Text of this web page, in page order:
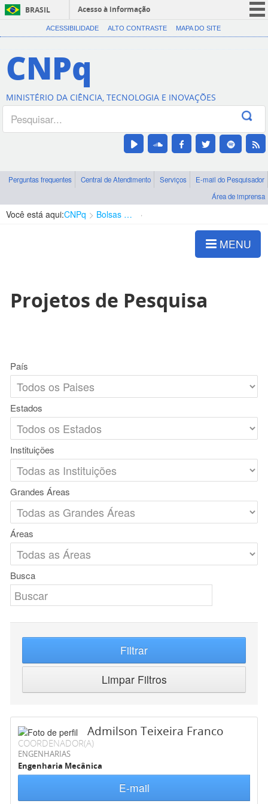
BRASIL
Acesso à informação
CORONAVÍRUS (COVID-19)
Canais
ACESSIBILIDADE ALTO CONTRASTE MAPA DO SITE
CNPq
MINISTÉRIO DA CIÊNCIA, TECNOLOGIA E INOVAÇÕES
Perguntas frequentes Central de Atendimento Serviços
E-mail do Pesquisador
Área de imprensa
Você está aqui:CNPq Bolsas e Auxílios Vigentes
MENU
Projetos de Pesquisa
País
Estados
Instituições
Grandes Áreas
Áreas
Busca
Filtrar
Limpar Filtros
Admilson Teixeira Franco
COORDENADOR(A)
ENGENHARIAS
Engenharia Mecânica
E-mail